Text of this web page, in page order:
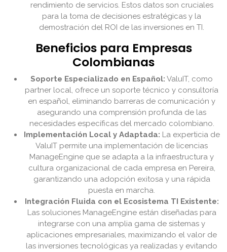
rendimiento de servicios. Estos datos son cruciales
para la toma de decisiones estratégicas y la
demostración del ROI de las inversiones en TI.
Beneficios para Empresas
Colombianas
Soporte Especializado en Español: ValuIT, como
partner local, ofrece un soporte técnico y consultoría
en español, eliminando barreras de comunicación y
asegurando una comprensión profunda de las
necesidades específicas del mercado colombiano.
Implementación Local y Adaptada: La experticia de
ValuIT permite una implementación de licencias
ManageEngine que se adapta a la infraestructura y
cultura organizacional de cada empresa en Pereira,
garantizando una adopción exitosa y una rápida
puesta en marcha.
Integración Fluida con el Ecosistema TI Existente:
Las soluciones ManageEngine están diseñadas para
integrarse con una amplia gama de sistemas y
aplicaciones empresariales, maximizando el valor de
las inversiones tecnológicas ya realizadas y evitando